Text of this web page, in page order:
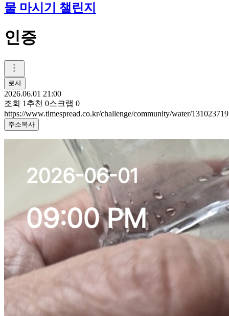
물 마시기 챌린지
인증
로사
2026.06.01 21:00
조회 1 추천 0스크랩 0
https://www.timespread.co.kr/challenge/community/water/131023719
주소복사